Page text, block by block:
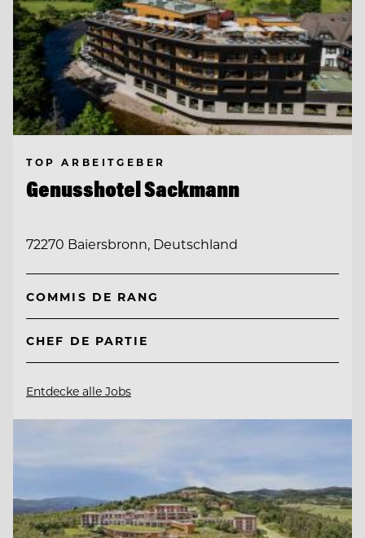
TOP ARBEITGEBER
Genusshotel Sackmann
72270 Baiersbronn, Deutschland
COMMIS DE RANG
CHEF DE PARTIE
Entdecke alle Jobs